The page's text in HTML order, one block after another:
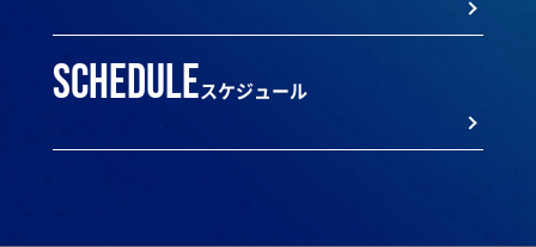
scheduleスケジュール